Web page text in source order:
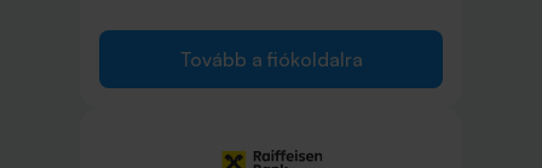
Tovább a fiókoldalra